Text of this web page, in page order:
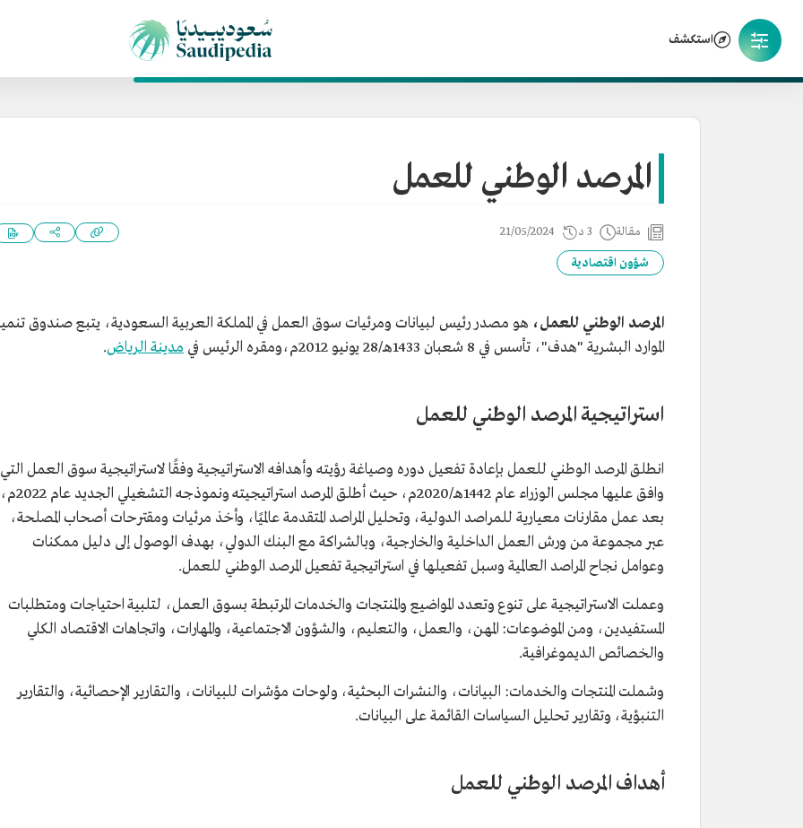
استكشف
المرصد الوطني للعمل
مقالة 3 د 21/05/2024
شؤون اقتصادية
المرصد الوطني للعمل، هو مصدر رئيس لبيانات ومرئيات سوق العمل في المملكة العربية السعودية، يتبع صندوق
الموارد البشرية "هدف"، تأسس في 8 شعبان 1433هـ/28 يونيو 2012م،ومقره الرئيس في
مدينة الرياض.
استراتيجية المرصد الوطني للعمل
انطلق المرصد الوطني للعمل بإعادة تفعيل دوره وصياغة رؤيته وأهدافه الاستراتيجية وفقًا لاستراتيجية سوق العمل التي
وافق عليها مجلس الوزراء عام 1442هـ/2020م، حيث أطلق المرصد استراتيجيته ونموذجه التشغيلي الجديد عام 2022م،
بعد عمل مقارنات معيارية للمراصد الدولية، وتحليل المراصد المتقدمة عالميًا، وأخذ مرئيات ومقترحات أصحاب المصلحة،
عبر مجموعة من ورش العمل الداخلية والخارجية، وبالشراكة مع البنك الدولي، بهدف الوصول إلى دليل ممكنات
وعوامل نجاح المراصد العالمية وسبل تفعيلها في استراتيجية تفعيل المرصد الوطني للعمل.
وعملت الاستراتيجية على تنوع وتعدد المواضيع والمنتجات والخدمات المرتبطة بسوق العمل، لتلبية احتياجات ومتطلبات
المستفيدين، ومن الموضوعات: المهن، والعمل، والتعليم، والشؤون الاجتماعية، والمهارات، واتجاهات الاقتصاد الكلي
والخصائص الديموغرافية.
وشملت المنتجات والخدمات: البيانات، والنشرات البحثية، ولوحات مؤشرات للبيانات، والتقارير الإحصائية، والتقارير
التنبؤية، وتقارير تحليل السياسات القائمة على البيانات.
أهداف المرصد الوطني للعمل